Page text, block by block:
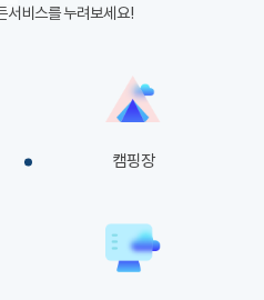
서비스를 누려보세요!
캠핑장